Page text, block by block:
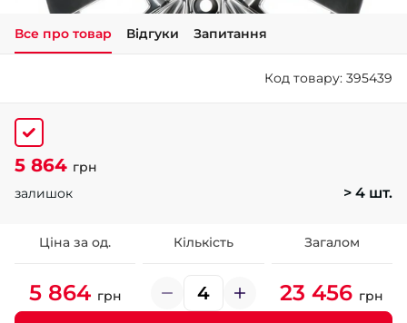
+38 (050)-911-911-2
+38 (099)-643-33-77
Все про товар Відгуки Запитання
Код товару: 395439
5 864 грн
залишок
> 4 шт.
Ціна за од. Кількість Загалом
5 864 грн 23 456 грн